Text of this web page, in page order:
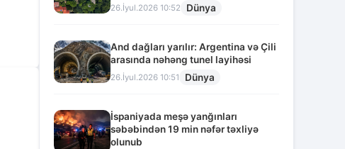
26.İyul.2026 10:52 Dünya
And dağları yarılır: Argentina və Çili
arasında nəhəng tunel layihəsi
26.İyul.2026 10:51 Dünya
İspaniyada meşə yanğınları
səbəbindən 19 min nəfər təxliyə
olunub